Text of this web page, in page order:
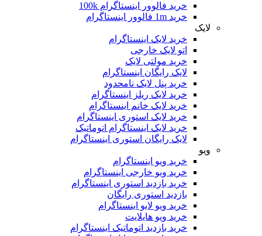
خرید فالوور اینستاگرام 100k
خرید لایک اینستاگرام
اتو لایک خارجی
خرید مولتی لایک
لایک رایگان اینستاگرام
خرید پنل لایک نامحدود
خرید لایک ریلز اینستاگرام
خرید لایک خانم اینستاگرام
خرید لایک استوری اینستاگرام
خرید لایک اینستاگرام اتوماتیک
لایک رایگان استوری اینستاگرام
خرید ویو اینستاگرام
خرید ویو خارجی اینستاگرام
خرید بازدید استوری اینستاگرام
بازدید استوری رایگان
خرید ویو لایو اینستاگرام
خرید ویو هایلایت
خرید بازدید اتوماتیک اینستاگرام